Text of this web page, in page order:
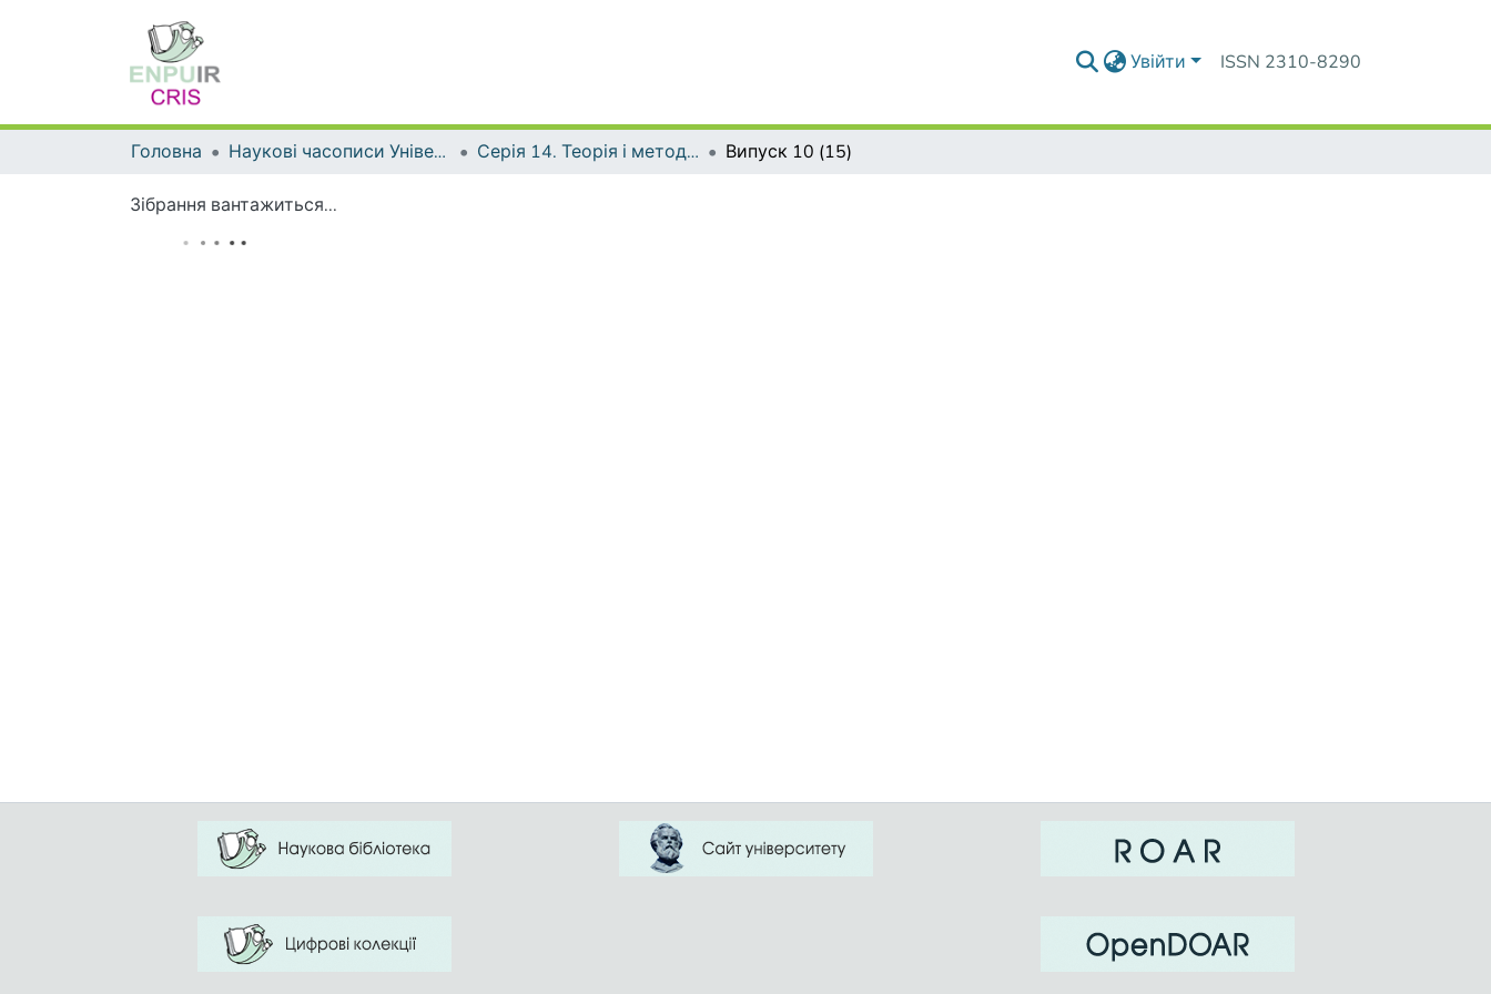
Увійти ISSN 2310-8290
Головна Наукові часописи Університету Серія 14. Теорія і методика мистецької освіти Випуск 10 (15)
Зібрання вантажиться...